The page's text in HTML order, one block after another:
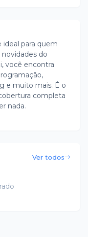
ideal para quem
do
você encontra
e muito mais. É o
completa
nada.
Ver todos